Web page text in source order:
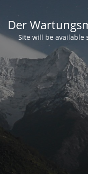
Der
Site will be available